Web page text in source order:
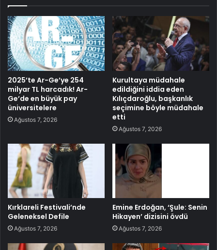
2025’te Ar-Ge’ye 254
milyar TL harcadık! Ar-
Ge’de en büyük pay
üniversitelere
Ağustos 7, 2026
Kurultaya müdahale
edildiğini iddia eden
Kılıçdaroğlu, başkanlık
seçimine böyle müdahale
etti
Ağustos 7, 2026
Kırklareli Festivali’nde
Geleneksel Defile
Ağustos 7, 2026
Emine Erdoğan, ‘Şule: Senin
Hikayen’ dizisini övdü
Ağustos 7, 2026